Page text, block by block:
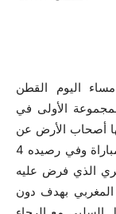
اليوم القطن
الأولى في
أصحاب الأرض عن
زيادة غلتهم من النقاط حيث يدخل الفريق المباراة وفي رصيده 4
الذي فرض عليه
المغربي بهدف دون